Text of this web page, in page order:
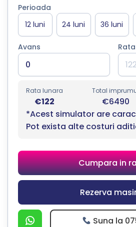
Perioada
Avans Rata
Rata lunara
€122
Total
€6490
*Acest simulator are
Pot exista alte costuri
Cumpara in
Rezerva
Suna la